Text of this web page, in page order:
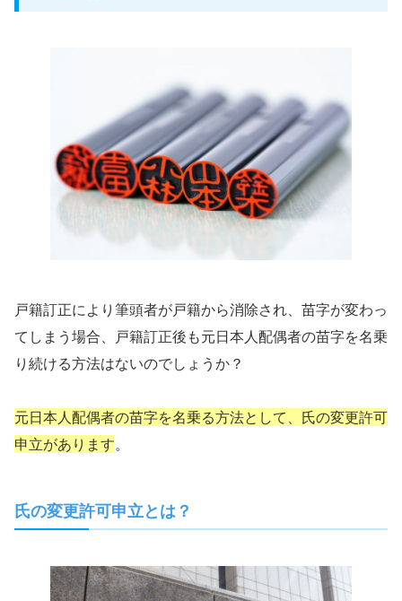
戸籍訂正により筆頭者が戸籍から消除され、苗字が変わっ
てしまう場合、戸籍訂正後も元日本人配偶者の苗字を名乗
り続ける方法はないのでしょうか？
元日本人配偶者の苗字を名乗る方法として、氏の変更許可
申立があります。
氏の変更許可申立とは？